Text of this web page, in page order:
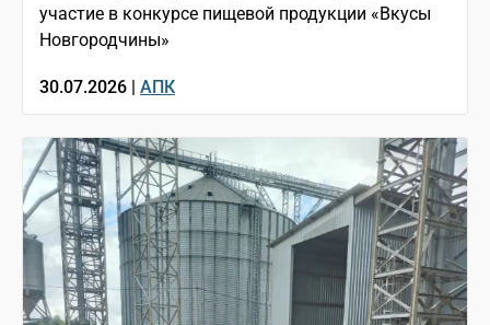
участие в конкурсе пищевой продукции «Вкусы
Новгородчины»
30.07.2026 | АПК